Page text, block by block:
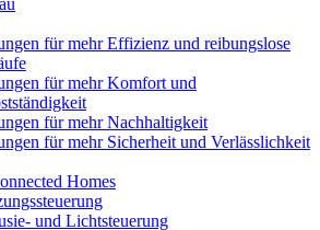
für mehr Effizienz und reibungslose
für mehr Komfort und
für mehr Nachhaltigkeit
für mehr Sicherheit und Verlässlichkeit
Homes
und Lichtsteuerung